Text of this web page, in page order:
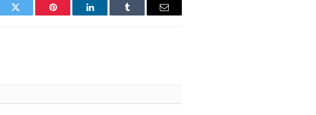
Twitter Pinterest LinkedIn Tumblr Email